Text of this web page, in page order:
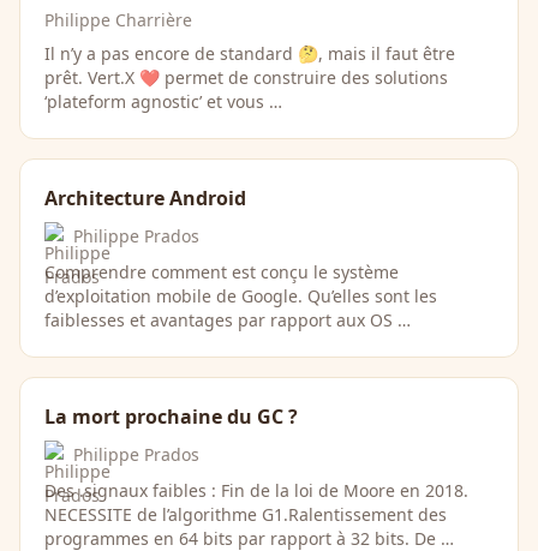
Philippe Charrière
Il n’y a pas encore de standard 🤔, mais il faut être
prêt. Vert.X ❤️ permet de construire des solutions
‘plateform agnostic’ et vous …
Architecture Android
Philippe Prados
Comprendre comment est conçu le système
d’exploitation mobile de Google. Qu’elles sont les
faiblesses et avantages par rapport aux OS …
La mort prochaine du GC ?
Philippe Prados
Des .signaux faibles : Fin de la loi de Moore en 2018.
NECESSITE de l’algorithme G1.Ralentissement des
programmes en 64 bits par rapport à 32 bits. De …